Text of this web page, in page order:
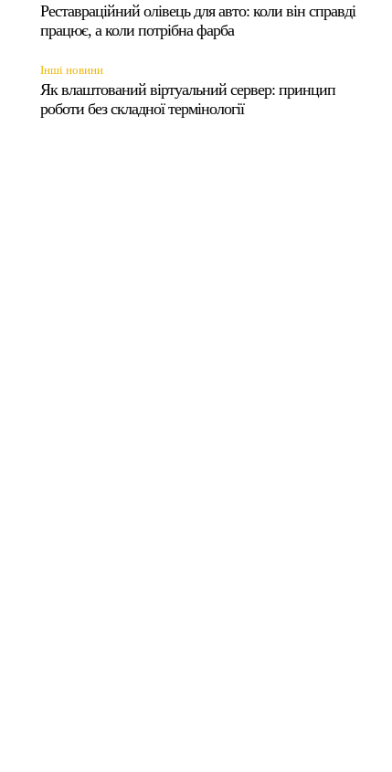
Реставраційний олівець для авто: коли він справді
працює, а коли потрібна фарба
Інші новини
Як влаштований віртуальний сервер: принцип
роботи без складної термінології